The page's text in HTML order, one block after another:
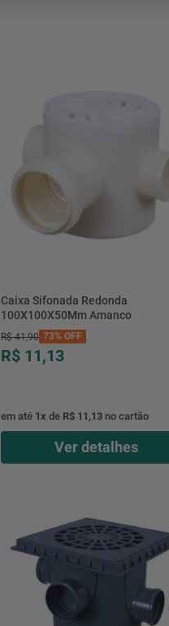
Caixa Sifonada Redonda
100X100X50Mm Amanco
R$ 41,90 73%OFF
R$ 11,13
em até 1x de R$ 11,13no cartão
Ver detalhes